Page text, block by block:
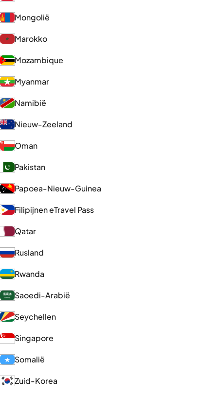
Mongolië
Marokko
Mozambique
Myanmar
Namibië
Nieuw-Zeeland
Oman
Pakistan
Papoea-Nieuw-Guinea
Filipijnen eTravel Pass
Qatar
Rusland
Rwanda
Saoedi-Arabië
Seychellen
Singapore
Somalië
Zuid-Korea